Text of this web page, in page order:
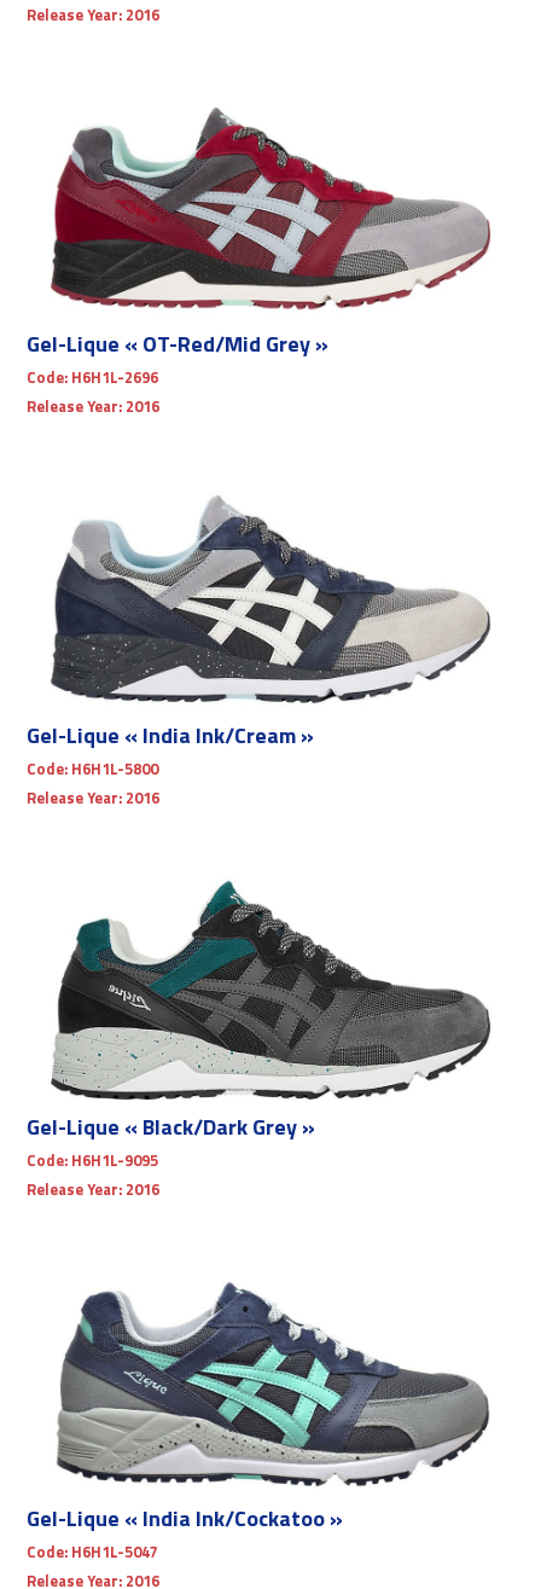
Release Year: 2016
Gel-Lique « OT-Red/Mid Grey »
Code: H6H1L-2696
Release Year: 2016
Gel-Lique « India Ink/Cream »
Code: H6H1L-5800
Release Year: 2016
Gel-Lique « Black/Dark Grey »
Code: H6H1L-9095
Release Year: 2016
Gel-Lique « India Ink/Cockatoo »
Code: H6H1L-5047
Release Year: 2016